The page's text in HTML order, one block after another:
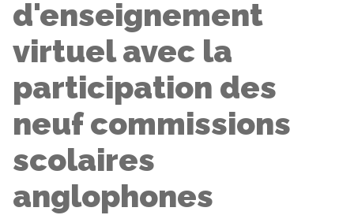
d'enseignement
virtuel avec la
participation des
neuf commissions
scolaires
anglophones